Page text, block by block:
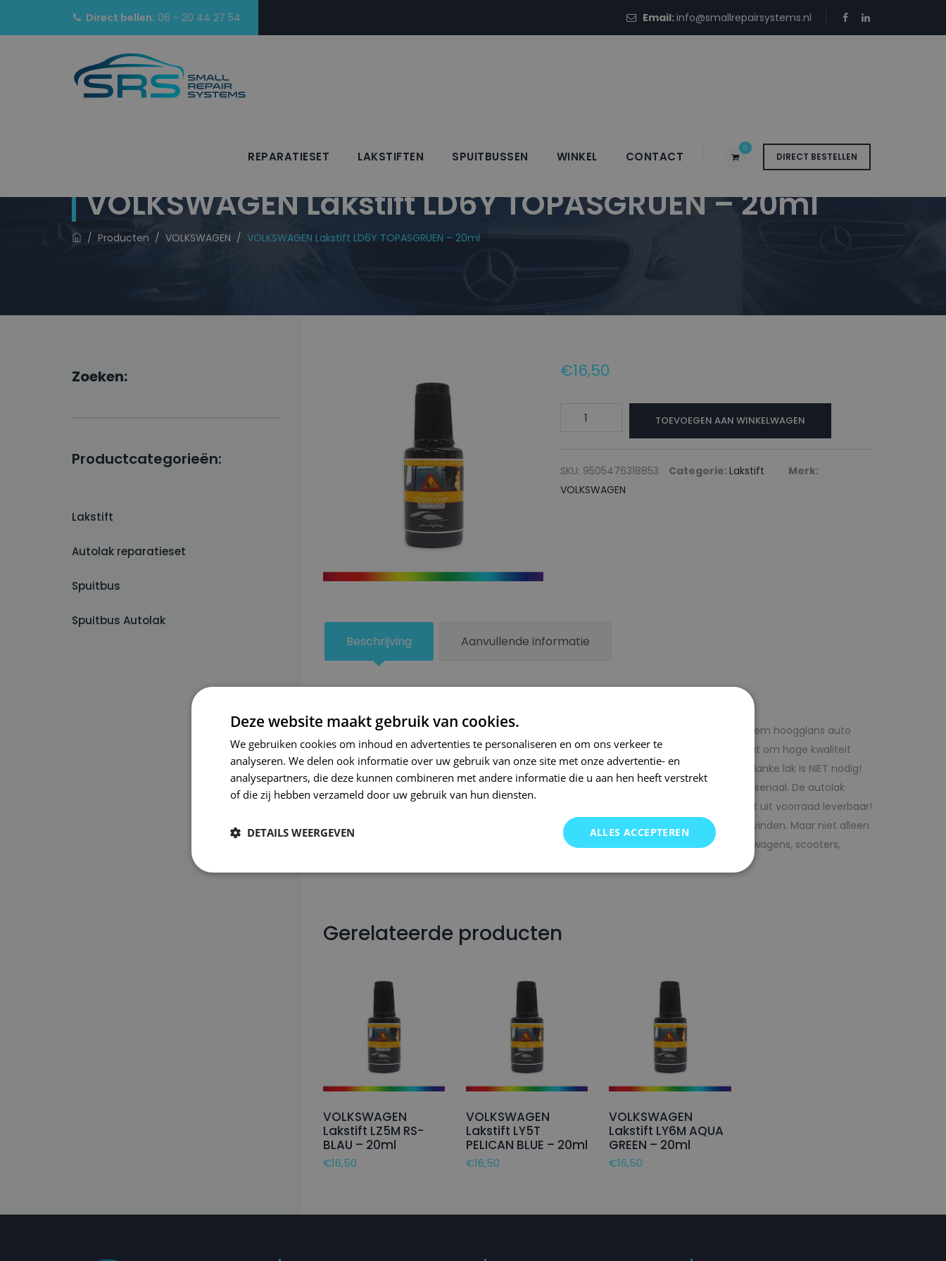
Direct bellen: 06 - 20 44 27 54 Email:info@smallrepairsystems.nl
DIRECT BESTELLEN
0
REPARATIESET LAKSTIFTEN SPUITBUSSEN WINKEL CONTACT
VOLKSWAGEN Lakstift LD6Y TOPASGRUEN – 20ml
/ Producten / VOLKSWAGEN / VOLKSWAGEN Lakstift LD6Y TOPASGRUEN – 20ml
€16,50
VOLKSWAGEN
TOPASGRUEN
-
TOEVOEGEN AAN WINKELWAGEN
SKU: 9505476318853 Categorie: Lakstift
Merk:
VOLKSWAGEN
Beschrijving Aanvullende informatie
Een kleiner beschadigd oppervlak van je auto behandel je zelf voordelig met 1laag systeem hoogglans auto
lakstiften van Small Repair Systems. Bij SRS bent u aan het juiste adres wanneer het gaat om hoge kwaliteit
auto lakstiften. Onze auto lakstiften zijn snel drogend en makkelijk te verwerken. Extra blanke lak is NIET nodig!
Wij hebben een gigantisch assortiment met oneindig veel kleurencombinaties in ons arsenaal. De autolak
wordt op kleurcode of kleurnaam gemaakt en is afgevuld met professionele verf. Direct uit voorraad leverbaar!
Om deze reden garanderen wij dat u altijd de gewenste kleur voor uw auto bij SRS kunt vinden. Maar niet alleen
voor auto’s.. Met onze A-kwaliteit auto lakstiften kunt u ook bij ons terecht voor bedrijfswagens, scooters,
Gerelateerde producten
VOLKSWAGEN
Lakstift LZ5M RS-
BLAU – 20ml
€16,50
VOLKSWAGEN
Lakstift LY5T
PELICAN BLUE – 20ml
€16,50
VOLKSWAGEN
Lakstift LY6M AQUA
GREEN – 20ml
€16,50
Zoeken:
Productcategorieën:
Lakstift
Autolak reparatieset
Spuitbus
Spuitbus Autolak
Deze website maakt gebruik van cookies.
We gebruiken cookies om inhoud en advertenties te personaliseren en om ons verkeer te
analyseren. We delen ook informatie over uw gebruik van onze site met onze advertentie- en
analysepartners, die deze kunnen combineren met andere informatie die u aan hen heeft verstrekt
of die zij hebben verzameld door uw gebruik van hun diensten.
ALLES ACCEPTEREN
DETAILS WEERGEVEN